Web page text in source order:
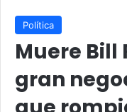
Política
Muere Bill
gran